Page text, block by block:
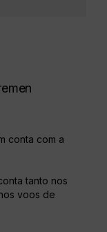
conta com a
tanto nos
voos de